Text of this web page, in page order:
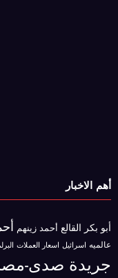
أهم الاخبار
أبو بكر القالع أحمد زينهم
عالميه اسرائيل اسعار العملات
جريدة صدى-